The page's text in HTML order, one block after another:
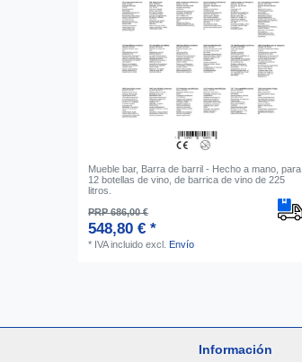
Mueble bar, Barra de barril - Hecho a mano, para
12 botellas de vino, de barrica de vino de 225
litros.
PRP 686,00 €
548,80 € *
* IVA incluido excl. Envío
Información